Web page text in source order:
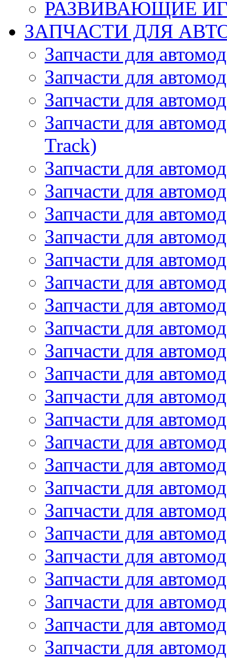
РАЗВИВАЮЩИЕ
ЗАПЧАСТИ ДЛЯ
Запчасти для
Запчасти для
Запчасти для
Запчасти для
Track)
Запчасти для
Запчасти для
Запчасти для
Запчасти для
Запчасти для
Запчасти для
Запчасти для
Запчасти для
Запчасти для
Запчасти для
Запчасти для
Запчасти для
Запчасти для
Запчасти для
Запчасти для
Запчасти для
Запчасти для
Запчасти для
Запчасти для
Запчасти для
Запчасти для
Запчасти для